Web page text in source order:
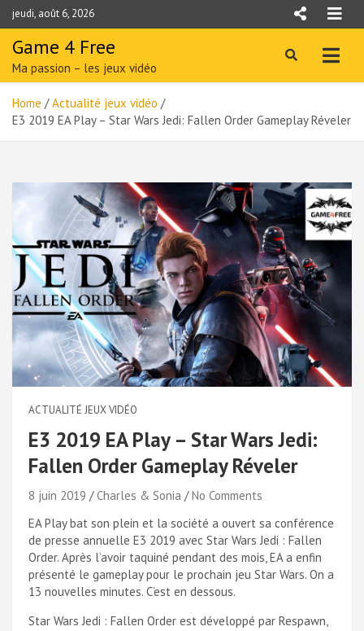
Skip
to
content
jeudi, août 6, 2026
Game 4 Free
Ma passion – les jeux vidéo
Home
Actualité jeux vidéo
E3 2019 EA Play – Star Wars Jedi: Fallen Order Gameplay Réveler
ACTUALITÉ JEUX VIDÉO
E3 2019 EA Play – Star Wars Jedi:
Fallen Order Gameplay Réveler
8 juin 2019 Charles & Sonia
No Comments
EA Play bat son plein et la société a ouvert sa conférence
de presse annuelle E3 2019 avec Star Wars Jedi : Fallen
Order. Après l’avoir taquiné pendant des mois, EA a enfin
présenté le gameplay pour le prochain jeu Star Wars. On a
13 nouvelles minutes. C’est en dessous.
Star Wars Jedi : Fallen Order est développé par Respawn,